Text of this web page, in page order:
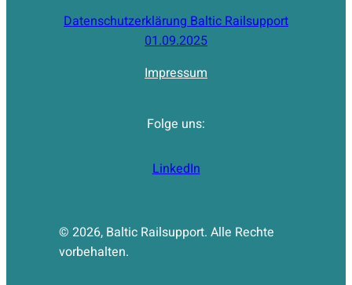
Datenschutzerklärung Baltic Railsupport
01.09.2025
Impressum
Folge uns:
LinkedIn
© 2026, Baltic Railsupport. Alle Rechte
vorbehalten.